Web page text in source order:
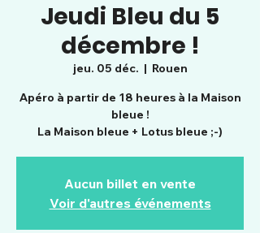
Jeudi Bleu du 5
décembre !
jeu. 05 déc.
  |
Rouen
Apéro à partir de 18 heures à la Maison
bleue !
La Maison bleue + Lotus bleue ;-)
Aucun billet en vente
Voir d'autres événements